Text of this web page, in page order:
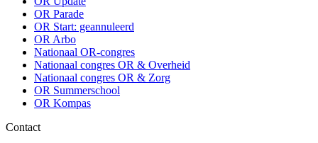
OR Parade
OR Start: geannuleerd
OR Arbo
Nationaal OR-congres
Nationaal congres OR & Overheid
Nationaal congres OR & Zorg
OR Summerschool
OR Kompas
Contact